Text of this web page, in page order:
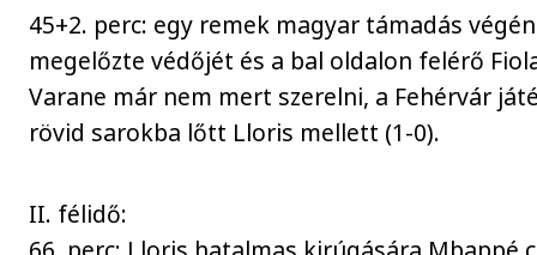
45+2. perc: egy remek magyar támadás
megelőzte védőjét és a bal oldalon felérő
Varane már nem mert szerelni, a Fehérvár
rövid sarokba lőtt Lloris mellett (1-0).
II. félidő: